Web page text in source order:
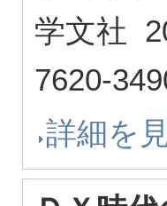
学文社
7620-
詳細を